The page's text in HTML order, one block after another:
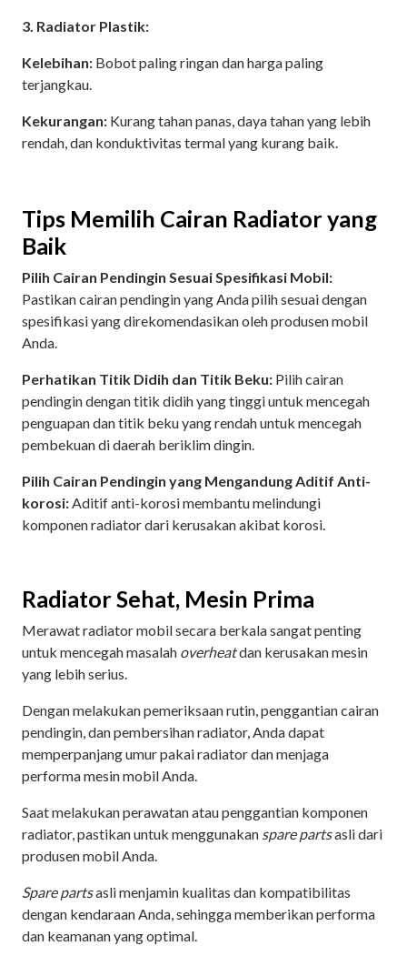
3. Radiator Plastik:
Kelebihan: Bobot paling ringan dan harga paling
terjangkau.
Kekurangan: Kurang tahan panas, daya tahan yang lebih
rendah, dan konduktivitas termal yang kurang baik.
Tips Memilih Cairan Radiator yang
Baik
Pilih Cairan Pendingin Sesuai Spesifikasi Mobil:
Pastikan cairan pendingin yang Anda pilih sesuai dengan
spesifikasi yang direkomendasikan oleh produsen mobil
Anda.
Perhatikan Titik Didih dan Titik Beku: Pilih cairan
pendingin dengan titik didih yang tinggi untuk mencegah
penguapan dan titik beku yang rendah untuk mencegah
pembekuan di daerah beriklim dingin.
Pilih Cairan Pendingin yang Mengandung Aditif Anti-
korosi:Aditif anti-korosi membantu melindungi
komponen radiator dari kerusakan akibat korosi.
Radiator Sehat, Mesin Prima
Merawat radiator mobil secara berkala sangat penting
untuk mencegah masalah overheatdan kerusakan mesin
yang lebih serius.
Dengan melakukan pemeriksaan rutin, penggantian cairan
pendingin, dan pembersihan radiator, Anda dapat
memperpanjang umur pakai radiator dan menjaga
performa mesin mobil Anda.
Saat melakukan perawatan atau penggantian komponen
radiator, pastikan untuk menggunakan spare partsasli dari
produsen mobil Anda.
Spare partsasli menjamin kualitas dan kompatibilitas
dengan kendaraan Anda, sehingga memberikan performa
dan keamanan yang optimal.